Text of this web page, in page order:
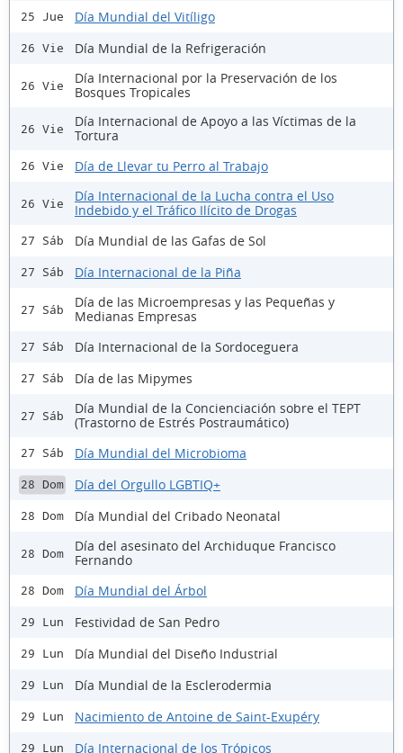
25 Jue Día Mundial del Vitíligo
26 Vie Día Mundial de la Refrigeración
26 Vie
Día Internacional por la Preservación de los
Bosques Tropicales
26 Vie
Día Internacional de Apoyo a las Víctimas de la
Tortura
26 Vie Día de Llevar tu Perro al Trabajo
26 Vie
Día Internacional de la Lucha contra el Uso
Indebido y el Tráfico Ilícito de Drogas
27 Sáb Día Mundial de las Gafas de Sol
27 Sáb Día Internacional de la Piña
27 Sáb
Día de las Microempresas y las Pequeñas y
Medianas Empresas
27 Sáb Día Internacional de la Sordoceguera
27 Sáb Día de las Mipymes
27 Sáb
Día Mundial de la Concienciación sobre el TEPT
(Trastorno de Estrés Postraumático)
27 Sáb Día Mundial del Microbioma
28 Dom Día del Orgullo LGBTIQ+
28 Dom Día Mundial del Cribado Neonatal
28 Dom
Día del asesinato del Archiduque Francisco
Fernando
28 Dom Día Mundial del Árbol
29 Lun Festividad de San Pedro
29 Lun Día Mundial del Diseño Industrial
29 Lun Día Mundial de la Esclerodermia
29 Lun Nacimiento de Antoine de Saint-Exupéry
29 Lun Día Internacional de los Trópicos